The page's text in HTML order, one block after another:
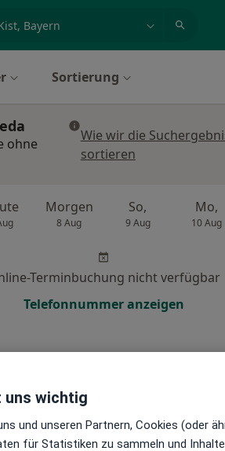
Sortierung
ohne
Wie wir die
sortieren
Morgen
8 Aug
So,
9 Aug
Mo,
10 Aug
Terminbuchung nicht verfügbar
Telefonnummer anzeigen
uns wichtig
und unseren Partnern, Cookies (oder
für Statistiken zu sammeln und